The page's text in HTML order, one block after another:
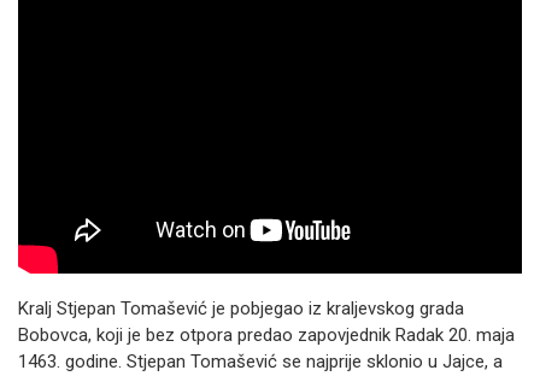
Kralj Stjepan Tomašević je pobjegao iz kraljevskog grada
Bobovca, koji je bez otpora predao zapovjednik Radak 20. maja
1463. godine. Stjepan Tomašević se najprije sklonio u Jajce, a